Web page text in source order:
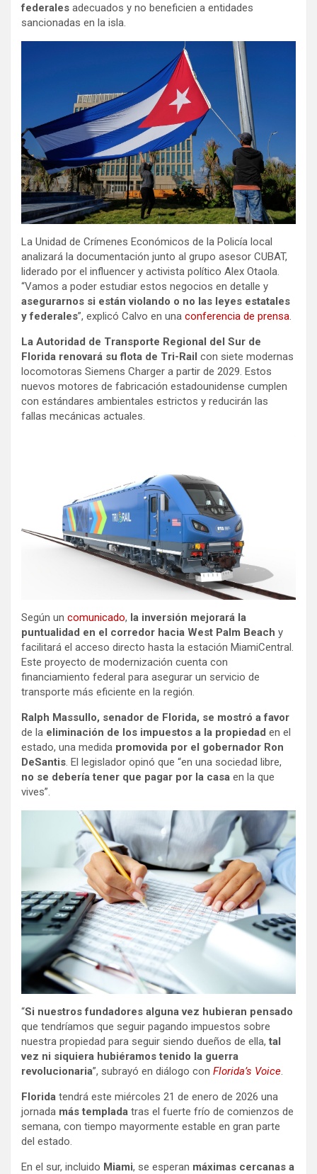
federales adecuados y no beneficien a entidades
sancionadas en la isla.
La Unidad de Crímenes Económicos de la Policía local
analizará la documentación junto al grupo asesor CUBAT,
liderado por el influencer y activista político Alex Otaola.
“Vamos a poder estudiar estos negocios en detalle y
asegurarnos si están violando o no las leyes estatales
y federales”, explicó Calvo en una conferencia de prensa.
La Autoridad de Transporte Regional del Sur de
Florida renovará su flota de Tri-Rail con siete modernas
locomotoras Siemens Charger a partir de 2029. Estos
nuevos motores de fabricación estadounidense cumplen
con estándares ambientales estrictos y reducirán las
fallas mecánicas actuales.
Según un comunicado, la inversión mejorará la
puntualidad en el corredor hacia West Palm Beach y
facilitará el acceso directo hasta la estación MiamiCentral.
Este proyecto de modernización cuenta con
financiamiento federal para asegurar un servicio de
transporte más eficiente en la región.
Ralph Massullo, senador de Florida, se mostró a favor
de la eliminación de los impuestos a la propiedad en el
estado, una medida promovida por el gobernador Ron
DeSantis. El legislador opinó que “en una sociedad libre,
no se debería tener que pagar por la casa en la que
vives”.
“Si nuestros fundadores alguna vez hubieran pensado
que tendríamos que seguir pagando impuestos sobre
nuestra propiedad para seguir siendo dueños de ella,tal
vez ni siquiera hubiéramos tenido la guerra
revolucionaria”, subrayó en diálogo con Florida’s Voice
Florida tendrá este miércoles 21 de enero de 2026 una
jornada más templada tras el fuerte frío de comienzos de
semana, con tiempo mayormente estable en gran parte
del estado.
En el sur, incluido Miami, se esperan máximas cercanas a